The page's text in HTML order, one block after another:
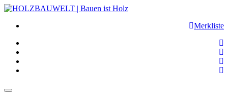
Merkliste